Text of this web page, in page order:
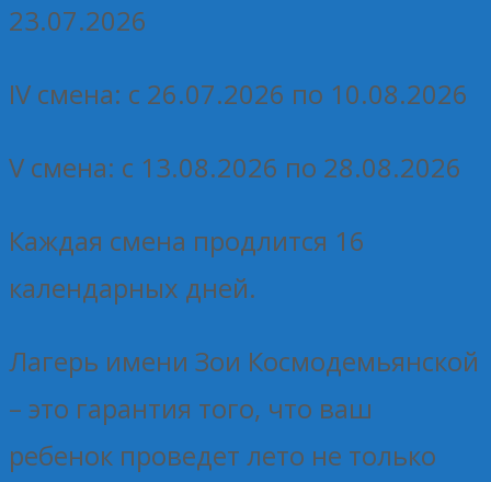
23.07.2026
IV смена: с 26.07.2026 по 10.08.2026
V смена: с 13.08.2026 по 28.08.2026
Каждая смена продлится 16
календарных дней.
Лагерь имени Зои Космодемьянской
– это гарантия того, что ваш
ребенок проведет лето не только